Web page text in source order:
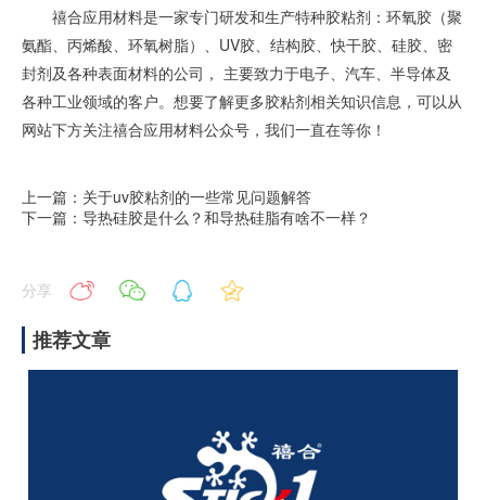
禧合应用材料是一家专门研发和生产特种胶粘剂：环氧胶（聚
氨酯、丙烯酸、环氧树脂）、UV胶、结构胶、快干胶、硅胶、密
封剂及各种表面材料的公司， 主要致力于电子、汽车、半导体及
各种工业领域的客户。想要了解更多胶粘剂相关知识信息，可以从
网站下方关注禧合应用材料公众号，我们一直在等你！
上一篇：关于uv胶粘剂的一些常见问题解答
下一篇：导热硅胶是什么？和导热硅脂有啥不一样？
分享
推荐文章